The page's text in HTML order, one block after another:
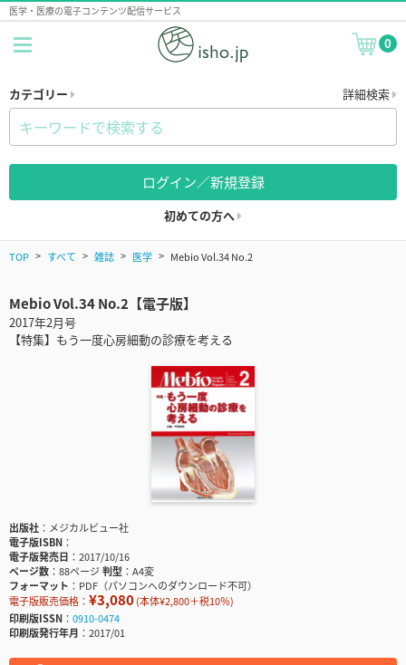
医学・医療の電子コンテンツ配信サービス
0
カテゴリー 詳細検索
ログイン／新規登録
初めての方へ
TOP すべて 雑誌 医学 Mebio Vol.34 No.2
Mebio Vol.34 No.2【電子版】
2017年2月号
【特集】もう一度心房細動の診療を考える
出版社
メジカルビュー社
電子版ISBN
電子版発売日
2017/10/16
ページ数
88ページ判型
A4変
フォーマット
PDF（パソコンへのダウンロード不可）
電子版販売価格： ¥3,080(本体¥2,800＋税10％)
印刷版ISSN
0910-0474
印刷版発行年月
2017/01